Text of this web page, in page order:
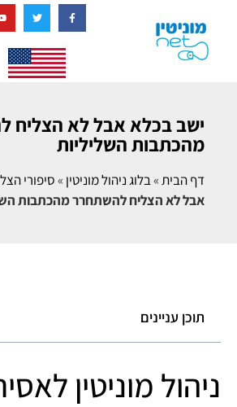
ישב בכלא אבל לא הצליח
מהכתבות השליליות
דף הבית»בלוג ניהול מוניטין »סיפורי
אבל לא הצליח להשתחרר מהכתבות
תוכן עניינים
ניהול מוניטין